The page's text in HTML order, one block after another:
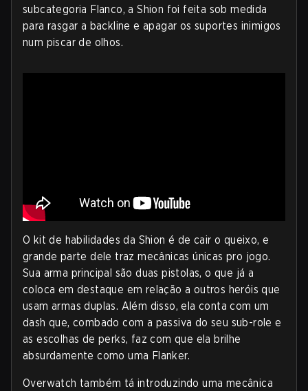
subcategoria Flanco, a Shion foi feita sob medida
para rasgar a backline e apagar os suportes inimigos
num piscar de olhos.
O kit de habilidades da Shion é de cair o queixo, e
grande parte dele traz mecânicas únicas pro jogo.
Sua arma principal são duas pistolas, o que já a
coloca em destaque em relação a outros heróis que
usam armas duplas. Além disso, ela conta com um
dash que, combado com a passiva do seu sub-role e
as escolhas de perks, faz com que ela brilhe
absurdamente como uma Flanker.
Overwatch também tá introduzindo uma mecânica